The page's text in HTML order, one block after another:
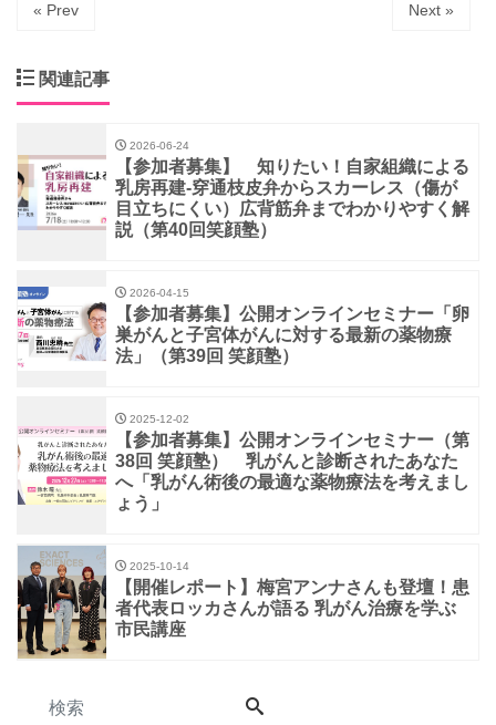
« Prev Next »
関連記事
2026-06-24
【参加者募集】 知りたい！自家組織による
乳房再建-穿通枝皮弁からスカーレス（傷が
目立ちにくい）広背筋弁までわかりやすく解
説（第40回笑顔塾）
2026-04-15
【参加者募集】公開オンラインセミナー「卵
巣がんと子宮体がんに対する最新の薬物療
法」（第39回 笑顔塾）
2025-12-02
【参加者募集】公開オンラインセミナー（第
38回 笑顔塾） 乳がんと診断されたあなた
へ「乳がん術後の最適な薬物療法を考えまし
ょう」
2025-10-14
【開催レポート】梅宮アンナさんも登壇！患
者代表ロッカさんが語る 乳がん治療を学ぶ
市民講座